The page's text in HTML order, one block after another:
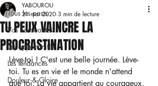
Tous les posts
Vos nouveautés
Les opportunités
Les tendances
Douleur & Gloire
TU PEUX VAINCRE LA
PROCRASTINATION
YABOUROU
21 mai 2020 3 min de lecture
Lève-toi ! C'est une belle journée. Lève-
toi. Tu es en vie et le monde n'attend
que toi. La vie appartient au courageux,